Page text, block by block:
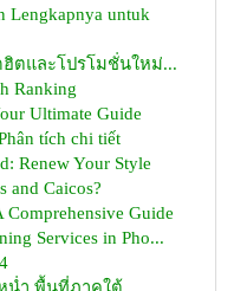
Lengkapnya untuk
ตและโปรโมชั่นใหม่...
Ranking
Ultimate Guide
tích chi tiết
Renew Your Style
and Caicos?
Guide
Services in Pho...